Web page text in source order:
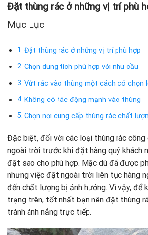
Đặt thùng rác ở những vị trí phù
Mục Lục
Đặt thùng rác ở những vị trí phù hợp
Chọn dung tích phù hợp với nhu cầu
Vứt rác vào thùng một cách có chọn
Không có tác động mạnh vào thùng
Chọn nơi cung cấp thùng rác chất
Đặc biệt, đối với các loại thùng rác công
ngoài trời trước khi đặt hàng quý khách
đặt sao cho phù hợp. Mặc dù đã được
nhưng việc đặt ngoài trời liên tục hàng
đến chất lượng bị ảnh hưởng. Vì vậy, để
trạng trên, tốt nhất bạn nên đặt thùng
tránh ánh nắng trực tiếp.